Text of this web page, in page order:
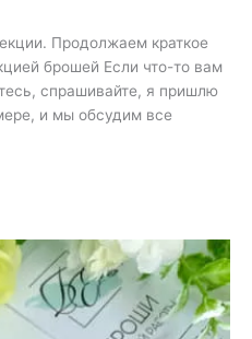
Продолжаем краткое
брошей Если что-то вам
спрашивайте, я пришлю
и мы обсудим все